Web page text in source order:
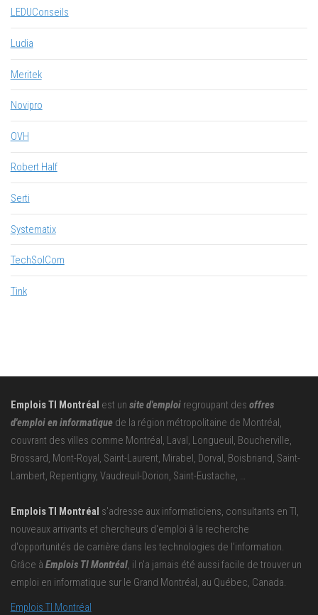
LEDUConseils
Ludia
Meritek
Novipro
OVH
Robert Half
Serti
Systematix
TechSolCom
Tink
Emplois TI Montréal est un site d'emploiregroupant des offres
d'emploi en informatiquede la région métropolitaine de Montréal,
couvrant des villes comme Montréal, Laval, Longueuil, Boucherville,
Brossard, Mont-Royal, Saint-Laurent, Mirabel, Dorval, Boisbriand, Saint-
Lambert, Repentigny, Vaudreuil-Dorion, Saint-Eustache, …
Emplois TI Montréal s'adresse aux informaticiens, consultants en TI,
nouveaux arrivants et chercheurs d'emploi à la recherche
d'opportunités de carrière dans les technologies de l'information.
Grâce à Emplois TI Montréal, il n'a jamais été aussi facile de trouver un
emploi en informatique sur le Grand Montréal, au Québec, Canada.
Emplois TI Montréal